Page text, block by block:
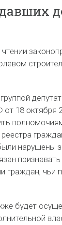
от 18
нарушены
граждан, чьи
будет